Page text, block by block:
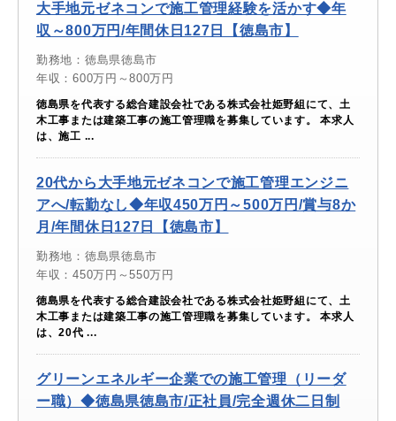
大手地元ゼネコンで施工管理経験を活かす◆年
収～800万円/年間休日127日【徳島市】
勤務地：徳島県徳島市
年収：600万円～800万円
徳島県を代表する総合建設会社である株式会社姫野組にて、土
木工事または建築工事の施工管理職を募集しています。 本求人
は、施工 ...
20代から大手地元ゼネコンで施工管理エンジニ
アへ/転勤なし◆年収450万円～500万円/賞与8か
月/年間休日127日【徳島市】
勤務地：徳島県徳島市
年収：450万円～550万円
徳島県を代表する総合建設会社である株式会社姫野組にて、土
木工事または建築工事の施工管理職を募集しています。 本求人
は、20代 ...
グリーンエネルギー企業での施工管理（リーダ
ー職）◆徳島県徳島市/正社員/完全週休二日制